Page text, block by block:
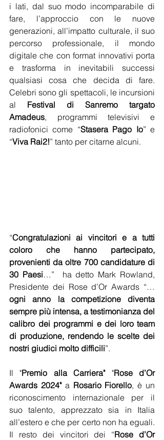
i lati, dal suo modo incomparabile di
fare, l’approccio con le nuove
generazioni, all’impatto culturale, il suo
percorso professionale, il mondo
digitale che con format innovativi porta
e trasforma in inevitabili successi
qualsiasi cosa che decida di fare.
Celebri sono gli spettacoli, le incursioni
al Festival di Sanremo targato
Amadeus, programmi televisivi e
radiofonici come “Stasera Pago Io” e
“Viva Rai2!” tanto per citarne alcuni.
“Congratulazioni ai vincitori e a tutti
coloro che hanno partecipato,
provenienti da oltre 700 candidature di
30 Paesi…”  ha detto Mark Rowland,
Presidente dei Rose d’Or Awards “…
ogni anno la competizione diventa
sempre più intensa, a testimonianza del
calibro dei programmi e dei loro team
di produzione, rendendo le scelte dei
nostri giudici molto difficili”.
Il "Premio alla Carriera" "Rose d’Or
Awards 2024" a Rosario Fiorello, è un
riconoscimento internazionale per il
suo talento, apprezzato sia in Italia
all’estero e che per certo non ha eguali.
Il resto dei vincitori dei “Rose d’Or